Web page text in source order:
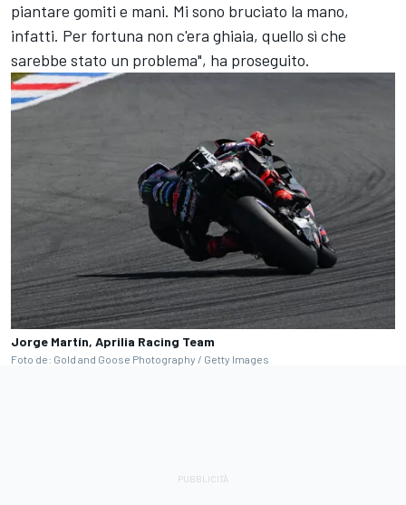
piantare gomiti e mani. Mi sono bruciato la mano,
infatti. Per fortuna non c'era ghiaia, quello sì che
sarebbe stato un problema", ha proseguito.
Jorge Martín, Aprilia Racing Team
Foto de: Gold and Goose Photography / Getty Images